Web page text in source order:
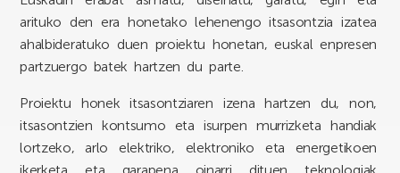
arituko den era honetako lehenengo itsasontzia izatea
ahalbideratuko duen proiektu honetan, euskal enpresen
partzuergo batek hartzen du parte.
Proiektu honek itsasontziaren izena hartzen du, non,
itsasontzien kontsumo eta isurpen murrizketa handiak
lortzeko, arlo elektriko, elektroniko eta energetikoen